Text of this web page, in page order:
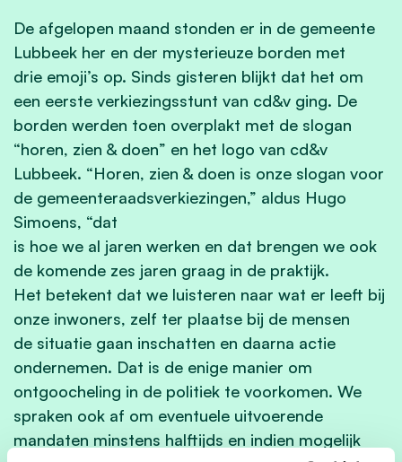
De afgelopen maand stonden er in de gemeente
Lubbeek her en der mysterieuze borden met
drie emoji’s op. Sinds gisteren blijkt dat het om
een eerste verkiezingsstunt van cd&v ging. De
borden werden toen overplakt met de slogan
“horen, zien & doen” en het logo van cd&v
Lubbeek. “Horen, zien & doen is onze slogan voor
de gemeenteraadsverkiezingen,” aldus Hugo
Simoens, “dat
is hoe we al jaren werken en dat brengen we ook
de komende zes jaren graag in de praktijk.
Het betekent dat we luisteren naar wat er leeft bij
onze inwoners, zelf ter plaatse bij de mensen
de situatie gaan inschatten en daarna actie
ondernemen. Dat is de enige manier om
ontgoocheling in de politiek te voorkomen. We
spraken ook af om eventuele uitvoerende
mandaten minstens halftijds en indien mogelijk